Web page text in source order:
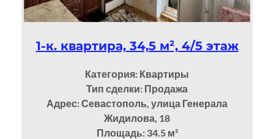
1-к. квартира, 34,5 м², 4/5 этаж
Категория: Квартиры
Тип сделки: Продажа
Адрес: Севастополь, улица Генерала
Жидилова, 18
Площадь: 34.5м²